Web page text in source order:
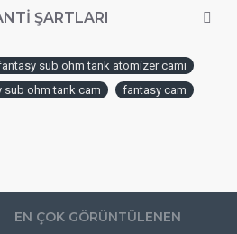
ŞARTLARI
sub ohm tank atomizer camı
sub ohm tank cam
fantasy cam
EN ÇOK GÖRÜNTÜLENEN